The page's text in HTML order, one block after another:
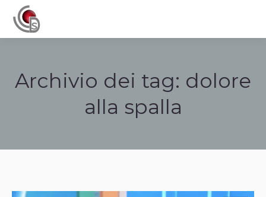
Archivio dei tag: dolore
alla spalla